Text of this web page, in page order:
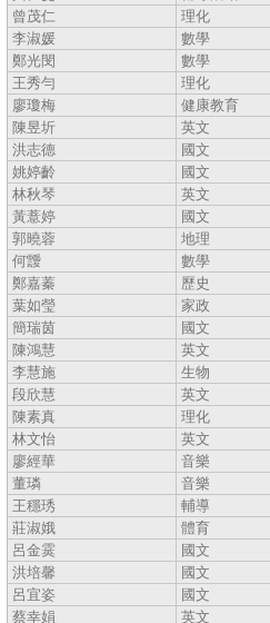
曾茂仁
理化
李淑媛
數學
鄭光閔
數學
王秀勻
理化
廖瓊梅
健康教育
陳昱圻
英文
洪志德
國文
姚婷齡
國文
林秋琴
英文
黃薏婷
國文
郭曉蓉
地理
何靉
數學
鄭嘉蓁
歷史
葉如瑩
家政
簡瑞茵
國文
陳鴻慧
英文
李慧施
生物
段欣慧
英文
陳素真
理化
林文怡
英文
廖經華
音樂
董璘
音樂
王穩琇
輔導
莊淑娥
體育
呂金霙
國文
洪培馨
國文
呂宜姿
國文
蔡幸娟
英文